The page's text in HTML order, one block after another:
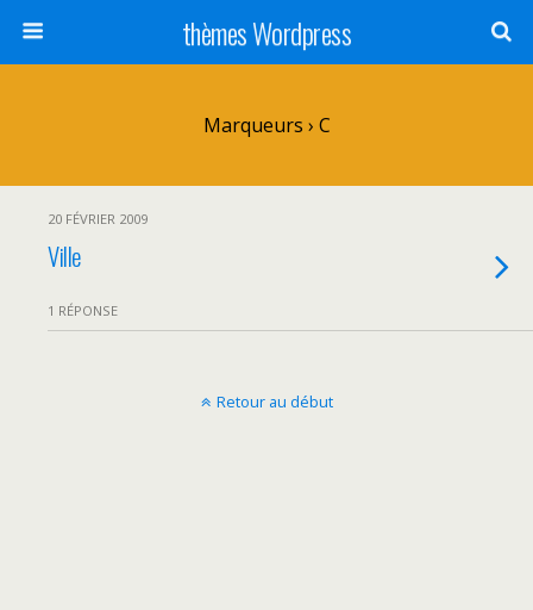
thèmes Wordpress
Marqueurs › C
20 FÉVRIER 2009
Ville
1 RÉPONSE
Retour au début